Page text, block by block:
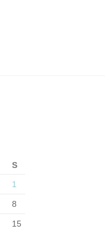
S
1
8
15